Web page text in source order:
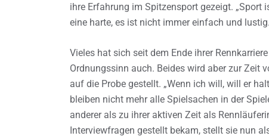
ihre Erfahrung im Spitzensport gezeigt.
eine harte, es ist nicht immer einfach und
Vieles hat sich seit dem Ende ihrer
Ordnungssinn auch. Beides wird aber zur Zeit
auf die Probe gestellt. „Wenn ich will, will er
bleiben nicht mehr alle Spielsachen in der
anderer als zu ihrer aktiven Zeit als
Interviewfragen gestellt bekam, stellt sie nun